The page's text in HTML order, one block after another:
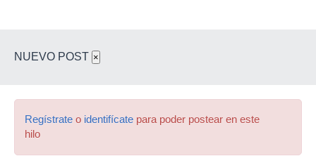
NUEVO POST ×
Regístrate o identifícate para poder postear en este
hilo